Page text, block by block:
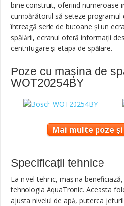
bine construit, oferind numeroase
cumpărătorul să seteze programul
întreagă serie de butoane și un
spălării, ecranul oferă informații
centrifugare și etapa de spălare.
Poze cu mașina de
WOT20254BY
Mai multe poze
Specificații tehnice
La nivel tehnic, mașina
tehnologia AquaTronic. Aceasta
ajusta nivelul de apă, puterea